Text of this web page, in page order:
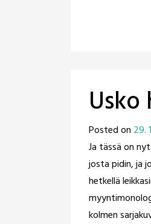
Posted on 29.
Ja tässä on
josta pidin, ja
hetkellä
kolmen